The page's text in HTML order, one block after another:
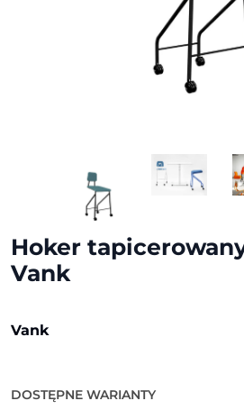
Hoker
Vank
Vank
DOSTĘPNE WARIANTY